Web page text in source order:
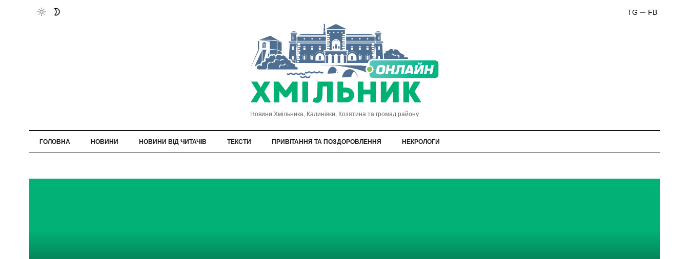
FB
TG
Новини Хмільника, Калинівки, Козятина та громад району
ГОЛОВНА НОВИНИ НОВИНИ ВІД ЧИТАЧІВ ТЕКСТИ ПРИВІТАННЯ ТА ПОЗДОРОВЛЕННЯ НЕКРОЛОГИ